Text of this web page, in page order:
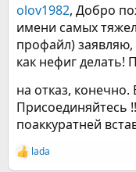
olov1982, Добро
имени самых
профайл) заявляю,
как нефиг делать!
на отказ,
Присоединяйтесь
поаккуратней
Р
е
lada